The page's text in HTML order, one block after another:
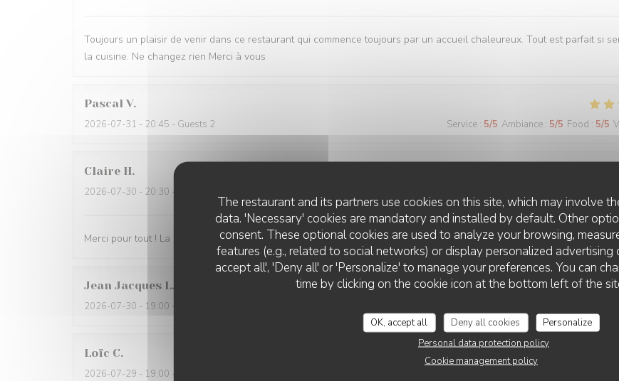
The restaurant and its partners use cookies on this site, which may involve
data. 'Necessary' cookies are mandatory and installed by default. Other
consent. These optional cookies are used to analyze your browsing,
features (e.g., related to social networks) or display personalized advertising
accept all', 'Deny all' or 'Personalize' to manage your preferences. You can
time by clicking on the cookie icon at the bottom left of the
OK, accept all Deny all cookies
Personalize
Personal data protection policy
Cookie management policy
Toujours un plaisir de venir dans ce restaurant qui commence toujours par un accueil chaleureux. Tout est parfait si
la cuisine. Ne changez rien Merci à vous
Pascal V
2026-07-31 - 20:45 - Guests 2 Service : 5/5 Ambiance : 5/5 Food : 5/5
Claire H
2026-07-30 - 20:30 - Guests 4
Merci pour tout ! La soirée était super avec une très bonne cuisine et un personnel au top !
Jean Jacques L
2026-07-30 - 19:00 - Guests 1
Loïc C
2026-07-29 - 19:00 - Guests 6